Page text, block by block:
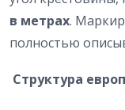
в метрах.
полностью
Структура